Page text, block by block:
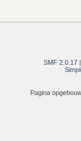
SMF 2.0.17
Pagina